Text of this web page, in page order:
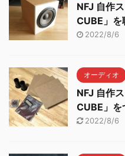
NFJ 自作
CUBE」を
2022/8/6
オーディオ
NFJ 自作
CUBE」を
2022/8/6